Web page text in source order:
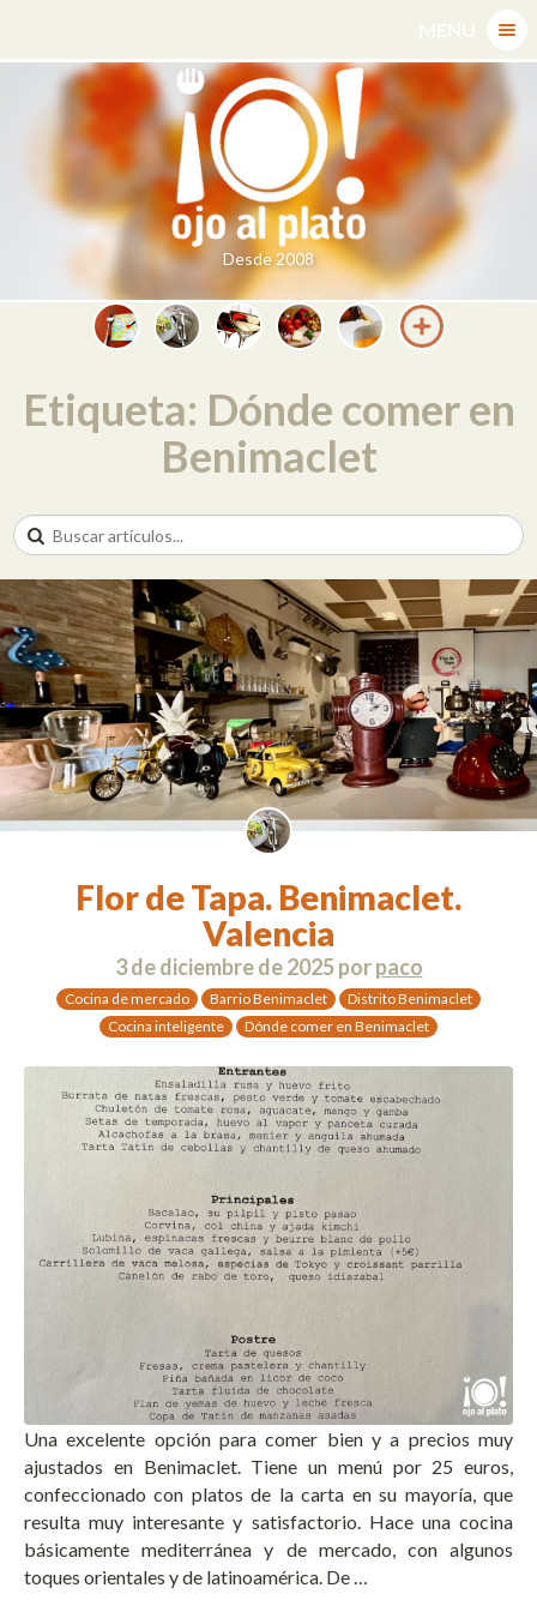
content
MENU
Desde 2008
Etiqueta: Dónde comer en
Benimaclet
Flor de Tapa. Benimaclet.
Valencia
3 de diciembre de 2025porpaco
Cocina de mercado Barrio Benimaclet
Distrito Benimaclet
Cocina inteligente
Dónde comer en Benimaclet
Una excelente opción para comer bien y a precios muy
ajustados en Benimaclet. Tiene un menú por 25 euros,
confeccionado con platos de la carta en su mayoría, que
resulta muy interesante y satisfactorio. Hace una cocina
básicamente mediterránea y de mercado, con algunos
toques orientales y de latinoamérica. De …